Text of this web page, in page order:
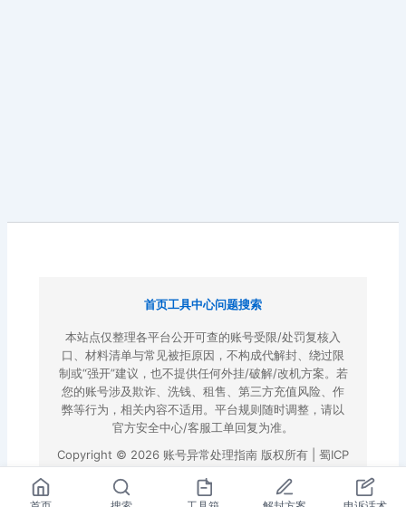
首页工具中心问题搜索
本站点仅整理各平台公开可查的账号受限/处罚复核入
口、材料清单与常见被拒原因，不构成代解封、绕过限
制或“强开”建议，也不提供任何外挂/破解/改机方案。若
您的账号涉及欺诈、洗钱、租售、第三方充值风险、作
弊等行为，相关内容不适用。平台规则随时调整，请以
官方安全中心/客服工单回复为准。
Copyright © 2026 账号异常处理指南 版权所有 | 蜀ICP